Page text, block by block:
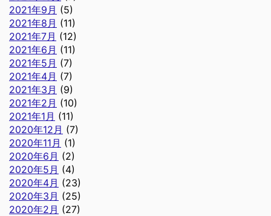
2021年9月 (5)
2021年8月 (11)
2021年7月 (12)
2021年6月 (11)
2021年5月 (7)
2021年4月 (7)
2021年3月 (9)
2021年2月 (10)
2021年1月 (11)
2020年12月 (7)
2020年11月 (1)
2020年6月 (2)
2020年5月 (4)
2020年4月 (23)
2020年3月 (25)
2020年2月 (27)